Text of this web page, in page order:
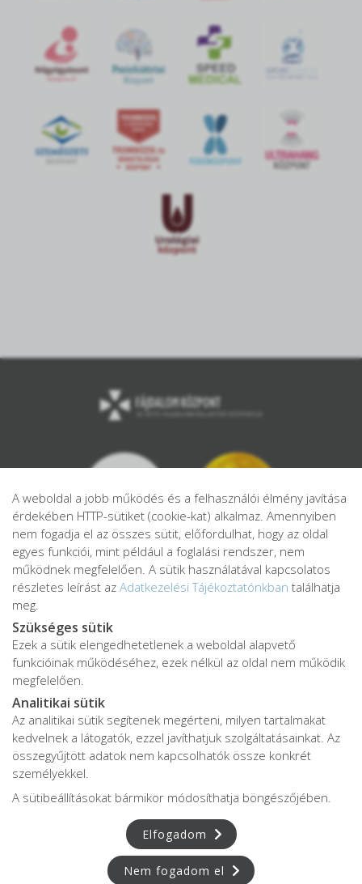
Adatkezelési tájékoztató
Adatvédelmi tájékoztató
Impresszum
Karrier
Az oldalon feltüntetett árak az ÁFÁ-t tartalmazzák!
Shutterstock.comés aCanva.com
kerültek felhasználásra.
Copyright © 2026 •
• Minden jog fenntartva.
Developed by Appon&György Nándor
A weboldal a jobb működés és a felhasználói élmény javítása
érdekében HTTP-sütiket (cookie-kat) alkalmaz. Amennyiben
nem fogadja el az összes sütit, előfordulhat, hogy az oldal
egyes funkciói, mint például a foglalási rendszer, nem
működnek megfelelően. A sütik használatával kapcsolatos
részletes leírást az Adatkezelési Tájékoztatónkban találhatja
meg.
Szükséges sütik
Ezek a sütik elengedhetetlenek a weboldal alapvető
funkcióinak működéséhez, ezek nélkül az oldal nem működik
megfelelően.
Analitikai sütik
Az analitikai sütik segítenek megérteni, milyen tartalmakat
kedvelnek a látogatók, ezzel javíthatjuk szolgáltatásainkat. Az
összegyűjtött adatok nem kapcsolhatók össze konkrét
személyekkel.
A sütibeállításokat bármikor módosíthatja böngészőjében.
Elfogadom
Nem fogadom el